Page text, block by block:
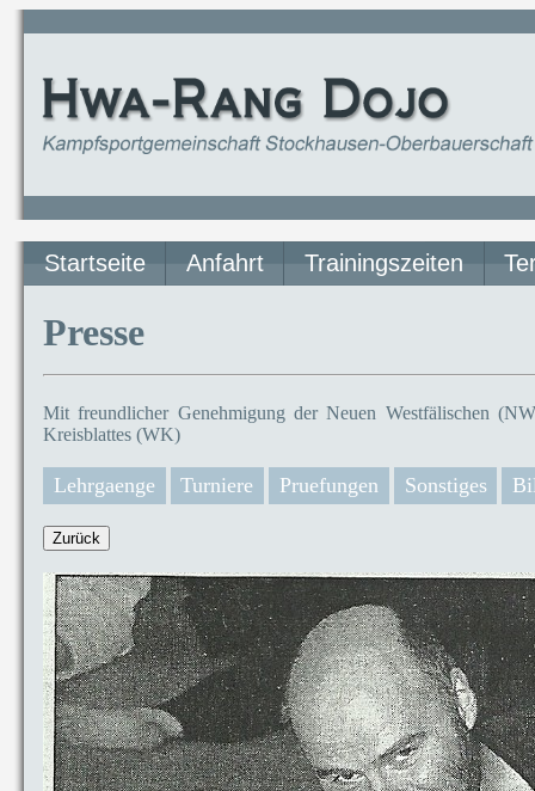
Startseite Anfahrt Trainingszeiten
Presse
Mit freundlicher Genehmigung der Neuen Westfälischen
Kreisblattes (WK)
Lehrgaenge Turniere Pruefungen Sonstiges